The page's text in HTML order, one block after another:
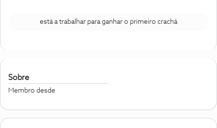
está a trabalhar para ganhar o primeiro crachá
Sobre
Membro desde